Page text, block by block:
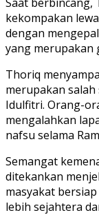
kekompakan
dengan
yang merupakan
Thoriq
merupakan
Idulfitri. Orang-
mengalahkan
nafsu selama
Semangat
ditekankan
masyakat
lebih sejahtera